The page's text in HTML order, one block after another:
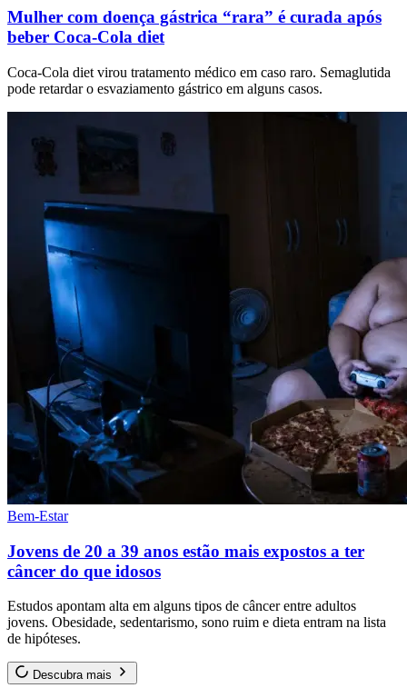
Mulher com doença gástrica “rara” é curada após
beber Coca-Cola diet
Coca-Cola diet virou tratamento médico em caso raro. Semaglutida
pode retardar o esvaziamento gástrico em alguns casos.
Bem-Estar
Jovens de 20 a 39 anos estão mais expostos a ter
câncer do que idosos
Estudos apontam alta em alguns tipos de câncer entre adultos
jovens. Obesidade, sedentarismo, sono ruim e dieta entram na lista
de hipóteses.
Descubra mais